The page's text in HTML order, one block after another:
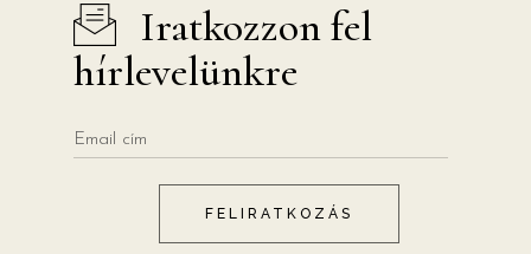
Iratkozzon fel
hírlevelünkre
FELIRATKOZÁS